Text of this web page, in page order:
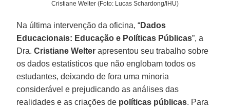
Cristiane Welter (Foto: Lucas Schardong/IHU)
Na última intervenção da oficina, “Dados
Educacionais: Educação e Políticas Públicas”, a
Dra.Cristiane Welter apresentou seu trabalho sobre
os dados estatísticos que não englobam todos os
estudantes, deixando de fora uma minoria
considerável e prejudicando as análises das
realidades e as criações de políticas públicas. Para